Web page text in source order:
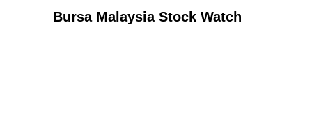
Bursa Malaysia Stock Watch